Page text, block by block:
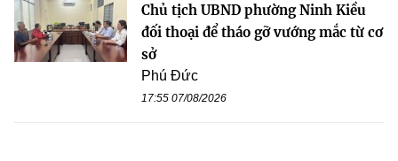
Chủ tịch UBND phường Ninh Kiều
đối thoại để tháo gỡ vướng mắc từ cơ
sở
Phú Đức
17:55 07/08/2026